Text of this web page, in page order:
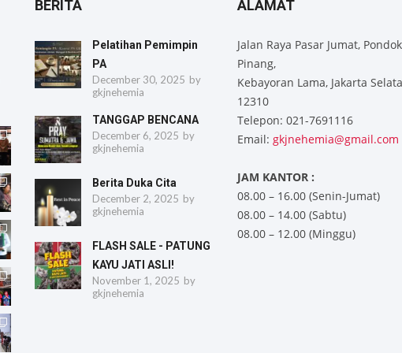
BERITA
Pelatihan Pemimpin
PA
December 30, 2025 by
gkjnehemia
TANGGAP BENCANA
December 6, 2025 by
gkjnehemia
Berita Duka Cita
December 2, 2025 by
gkjnehemia
FLASH SALE - PATUNG
KAYU JATI ASLI!
November 1, 2025 by
gkjnehemia
ALAMAT
Jalan Raya Pasar Jumat, Pondok
Pinang,
Kebayoran Lama, Jakarta
12310
Telepon: 021-7691116
Email: gkjnehemia@gmail.com
JAM KANTOR :
08.00 – 16.00 (Senin-Jumat)
08.00 – 14.00 (Sabtu)
08.00 – 12.00 (Minggu)